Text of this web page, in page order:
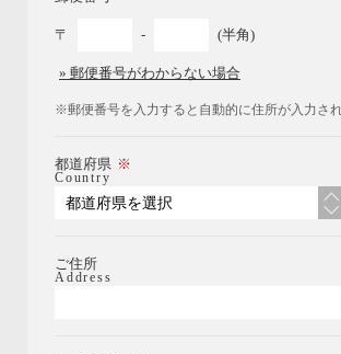
〒 - (半角)
» 郵便番号がわからない場合
※郵便番号を入力すると自動的に住所が入力さ
都道府県
Country
ご住所
Address